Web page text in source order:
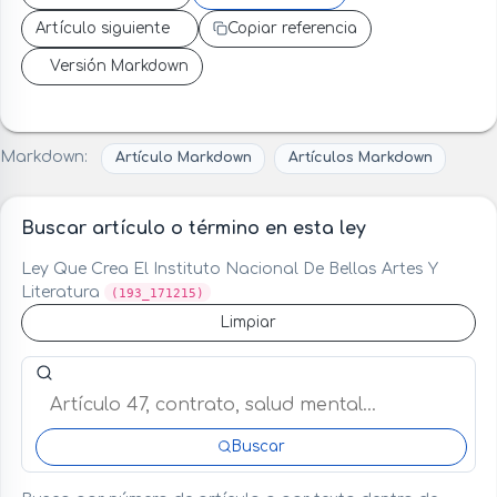
Artículo siguiente Copiar referencia
Versión Markdown
Markdown: Artículo Markdown Artículos Markdown
Buscar artículo o término en esta ley
Ley Que Crea El Instituto Nacional De Bellas Artes Y
Literatura
(193_171215)
Limpiar
Buscar artículo o término en esta ley
Buscar